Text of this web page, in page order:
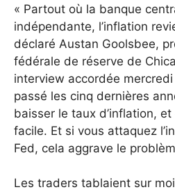
« Partout où la banque
indépendante, l’inflation
déclaré Austan Goolsbee,
fédérale de réserve de
interview accordée mercredi
passé les cinq dernières
baisser le taux d’inflation, et
facile. Et si vous attaquez
Fed, cela aggrave le
Les traders tablaient sur